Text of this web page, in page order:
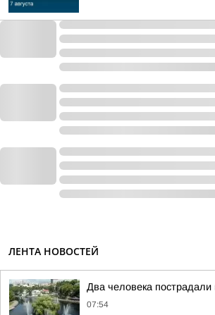
ЛЕНТА НОВОСТЕЙ
Два человека
07:54